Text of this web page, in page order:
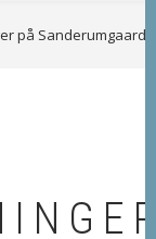
på Sanderumgaard